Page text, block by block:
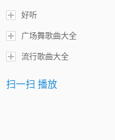
好听
广场舞歌曲大全
流行歌曲大全
扫一扫 播放